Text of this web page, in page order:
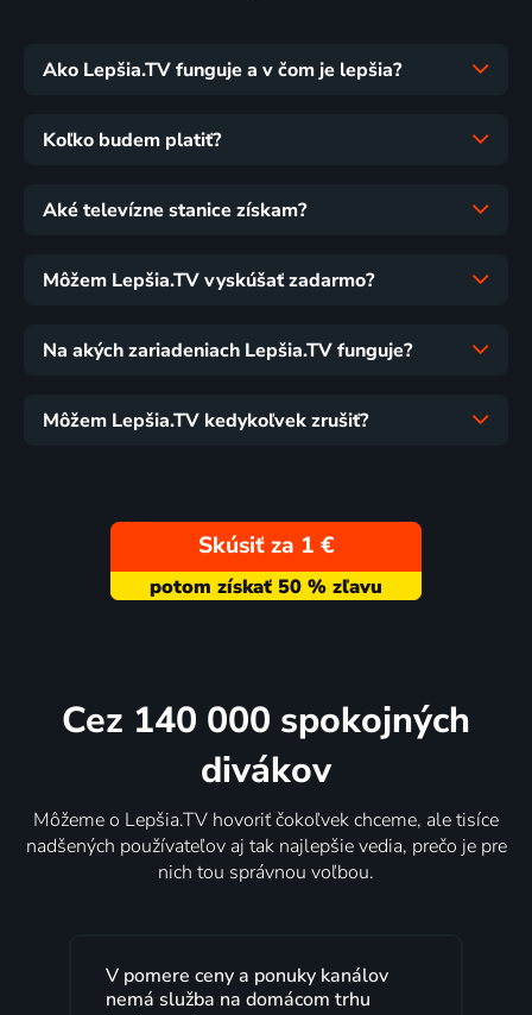
Ako Lepšia.TV funguje a v čom je lepšia?
Koľko budem platiť?
Aké televízne stanice získam?
Môžem Lepšia.TV vyskúšať zadarmo?
Na akých zariadeniach Lepšia.TV funguje?
Môžem Lepšia.TV kedykoľvek zrušiť?
Skúsiť za 1 €
Cez 140 000 spokojných
divákov
Môžeme o Lepšia.TV hovoriť čokoľvek chceme, ale tisíce
nadšených používateľov aj tak najlepšie vedia, prečo je pre
nich tou správnou voľbou.
ponuky kanálov
trhu
Lepšia.TV sledujem už
rokov s maximálnou